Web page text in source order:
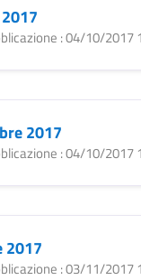
: 04/10/2017
2017
: 04/10/2017
: 03/11/2017